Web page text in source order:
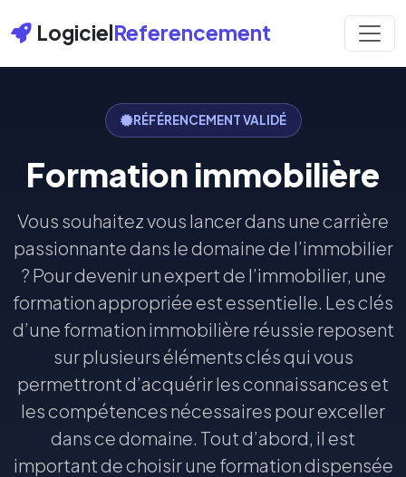
LogicielReferencement
RÉFÉRENCEMENT VALIDÉ
Formation immobilière
Vous souhaitez vous lancer dans une carrière
passionnante dans le domaine de l’immobilier
? Pour devenir un expert de l’immobilier, une
formation appropriée est essentielle. Les clés
d’une formation immobilière réussie reposent
sur plusieurs éléments clés qui vous
permettront d’acquérir les connaissances et
les compétences nécessaires pour exceller
dans ce domaine. Tout d’abord, il est
important de choisir une formation dispensée